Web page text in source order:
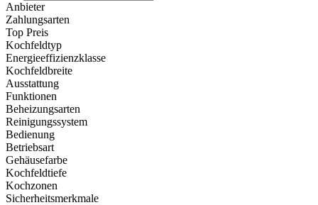
Anbieter
Zahlungsarten
Top Preis
Kochfeldtyp
Energieeffizienzklasse
Kochfeldbreite
Ausstattung
Funktionen
Beheizungsarten
Reinigungssystem
Bedienung
Betriebsart
Gehäusefarbe
Kochfeldtiefe
Kochzonen
Sicherheitsmerkmale